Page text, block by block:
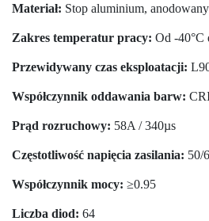
Materiał: Stop aluminium, anodowany
Zakres temperatur pracy: Od -40°C
Przewidywany czas eksploatacji:
Współczynnik oddawania barw:
Prąd rozruchowy: 58A / 340µs
Częstotliwość napięcia zasilania: 50/
Współczynnik mocy: ≥0.95
Liczba diod: 64